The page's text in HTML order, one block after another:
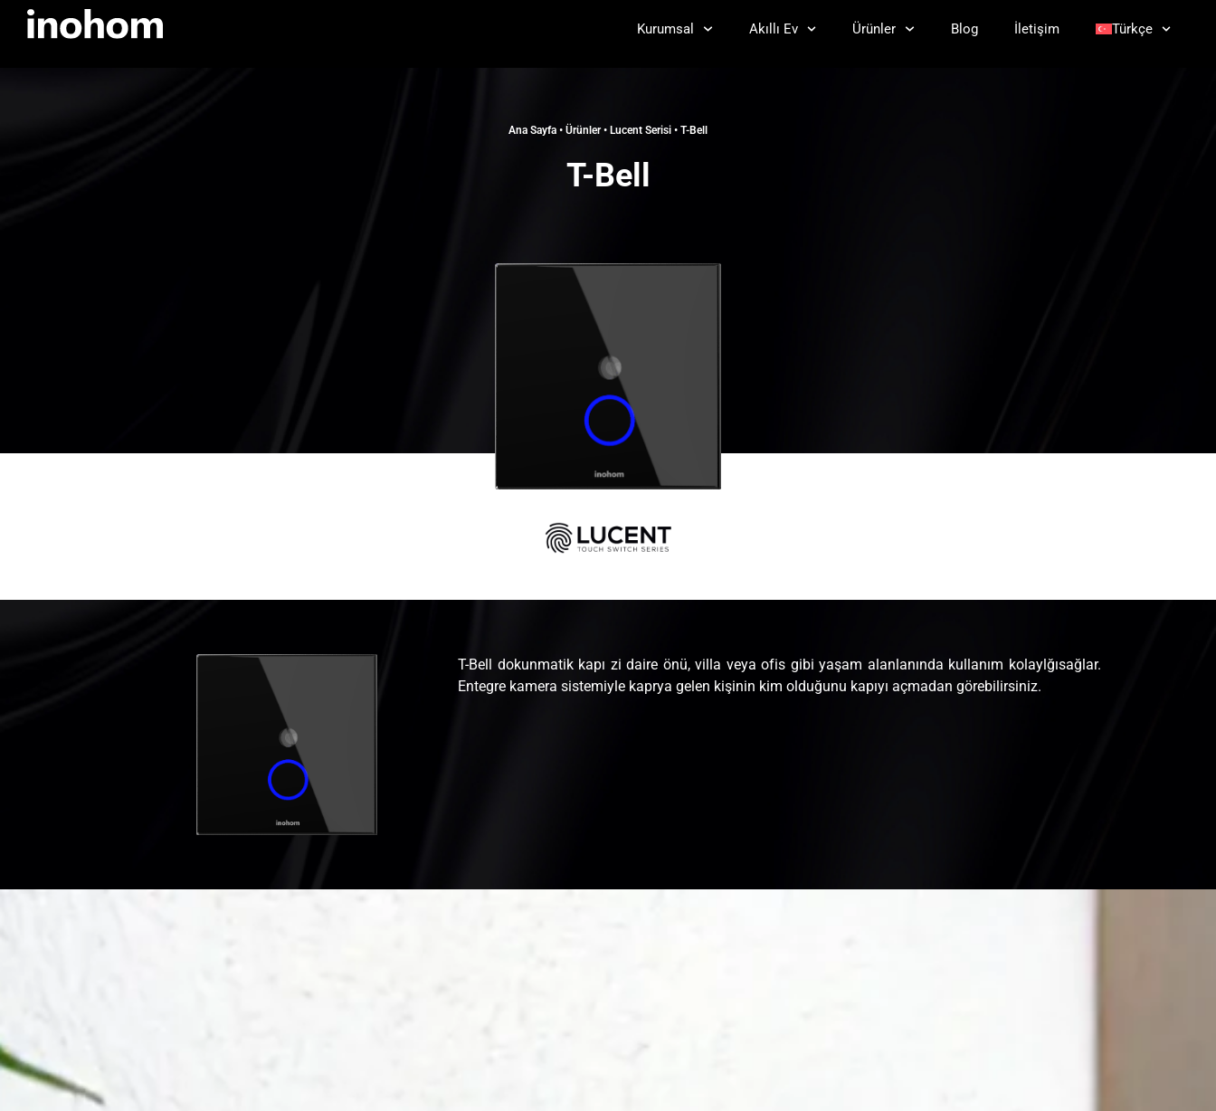
Kurumsal Akıllı Ev Ürünler Blog İletişim Türkçe
Ana Sayfa • Ürünler• Lucent Serisi • T-Bell
T-Bell
T-Bell dokunmatik kapı zi daire önü, villa veya ofis gibi yaşam alanlanında kullanım kolaylğısağlar.
Entegre kamera sistemiyle kaprya gelen kişinin kim olduğunu kapıyı açmadan görebilirsiniz.